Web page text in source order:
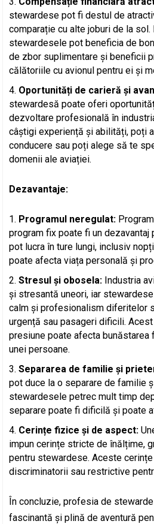
stewardese pot fi destul de
comparație cu alte joburi de la sol.
stewardesele pot beneficia de
de zbor suplimentare și beneficii
călătoriile cu avionul pentru ei și
Oportunități de carieră și
stewardesă poate oferi
dezvoltare profesională în
câștigi experiență și abilități, poți
conducere sau poți alege să te
domenii ale aviației.
Dezavantaje:
Programul neregulat:
program fix poate fi un dezavantaj
pot lucra în ture lungi, inclusiv
poate afecta viața personală și
Stresul și obosela: Industria
și stresantă uneori, iar
calm și profesionalism diferitelor
urgență sau pasageri dificili.
presiune poate afecta
unei persoane.
Separarea de familie și
pot duce la o separare de familie
stewardesele petrec mult timp
separare poate fi dificilă și poate
Cerințe fizice și de aspect:
impun cerințe stricte de înălțime,
pentru stewardese. Aceste
discriminatorii sau restrictive
În concluzie, profesia de
fascinantă și plină de aventură